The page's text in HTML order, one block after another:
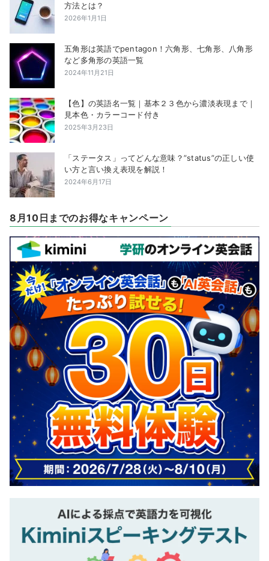
方法とは？
2026年1月1日
五角形は英語でpentagon！六角形、七角形、八角形
など多角形の英語一覧
2024年11月21日
【色】の英語名一覧｜基本２３色から濃淡表現まで｜
見本色・カラーコード付き
2025年3月23日
「ステータス」ってどんな意味？”status”の正しい使
い方と言い換え表現を解説！
2024年6月17日
8月10日までのお得なキャンペーン